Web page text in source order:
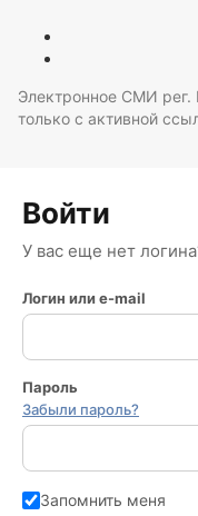
Электронное СМИ
только с активной
Войти
У вас еще нет
Логин или e-mail
Пароль
Забыли пароль?
Запомнить меня